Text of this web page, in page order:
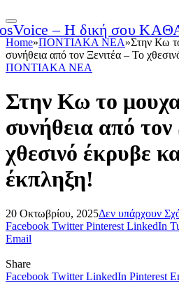
Home»ΠΟΝΤΙΑΚΑ ΝΕΑ»Στην Κω
συνήθεια από τον Ξενιτέα – Το
ΠΟΝΤΙΑΚΑ ΝΕΑ
Στην Κω το
συνήθεια από τον
χθεσινό έκρυβε
έκπληξη!
20 Οκτωβρίου, 2025Δεν υπάρχουν
Facebook Twitter Pinterest LinkedIn
Email
Share
Facebook Twitter LinkedIn Pinterest